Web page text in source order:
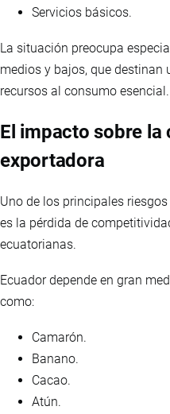
Servicios básicos.
La situación preocupa
medios y bajos, que destinan
recursos al consumo esencial.
El impacto sobre
exportadora
Uno de los principales
es la pérdida de
ecuatorianas.
Ecuador depende en gran
como:
Camarón.
Banano.
Cacao.
Atún.